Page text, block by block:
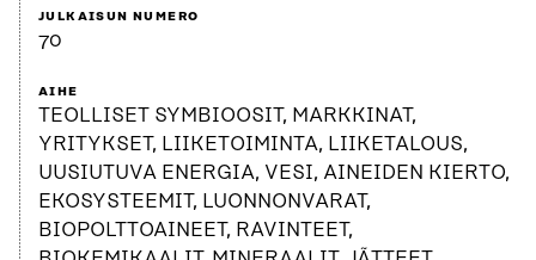
JULKAISUN NUMERO
70
AIHE
TEOLLISET SYMBIOOSIT, MARKKINAT,
YRITYKSET, LIIKETOIMINTA, LIIKETALOUS,
UUSIUTUVA ENERGIA, VESI, AINEIDEN KIERTO,
EKOSYSTEEMIT, LUONNONVARAT,
BIOPOLTTOAINEET, RAVINTEET,